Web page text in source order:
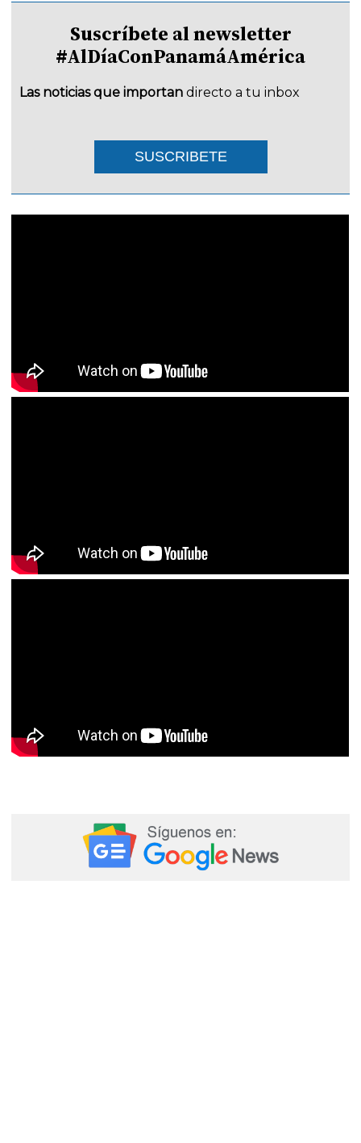
Suscríbete al newsletter
#AlDíaConPanamáAmérica
Las noticias que importan directo a tu inbox
SUSCRIBETE